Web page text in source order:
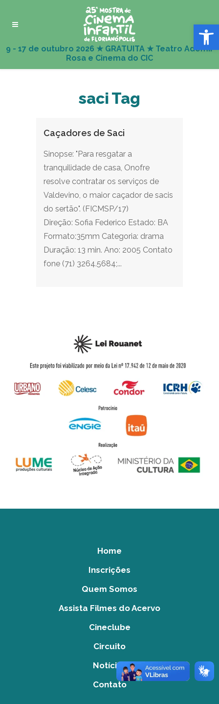
Abrir
saci Tag
Caçadores de Saci
Sinopse: "Para resgatar a
tranquilidade de casa, Onofre
resolve contratar os serviços de
Valdevino, o maior caçador de sacis
do sertão". (FICMSP/17)
Direção: Sofia Federico Estado: BA
Formato:35mm Categoria: drama
Duração: 13 min. Ano: 2005 Contato
fone (71) 3264.5684;...
Home
Inscrições
Quem Somos
Assista Filmes do Acervo
Cineclube
Circuito
Notícias
Contato